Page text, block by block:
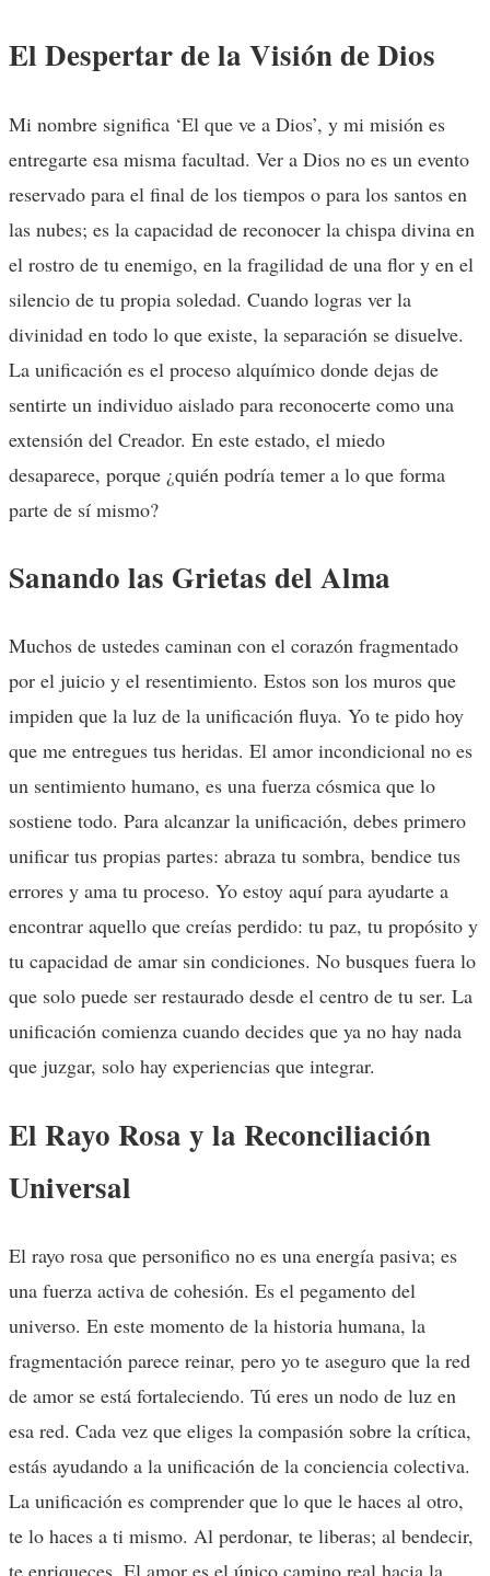
El Despertar de la Visión de Dios
Mi nombre significa ‘El que ve a Dios’, y mi misión es
entregarte esa misma facultad. Ver a Dios no es un evento
reservado para el final de los tiempos o para los santos en
las nubes; es la capacidad de reconocer la chispa divina en
el rostro de tu enemigo, en la fragilidad de una flor y en el
silencio de tu propia soledad. Cuando logras ver la
divinidad en todo lo que existe, la separación se disuelve.
La unificación es el proceso alquímico donde dejas de
sentirte un individuo aislado para reconocerte como una
extensión del Creador. En este estado, el miedo
desaparece, porque ¿quién podría temer a lo que forma
parte de sí mismo?
Sanando las Grietas del Alma
Muchos de ustedes caminan con el corazón fragmentado
por el juicio y el resentimiento. Estos son los muros que
impiden que la luz de la unificación fluya. Yo te pido hoy
que me entregues tus heridas. El amor incondicional no es
un sentimiento humano, es una fuerza cósmica que lo
sostiene todo. Para alcanzar la unificación, debes primero
unificar tus propias partes: abraza tu sombra, bendice tus
errores y ama tu proceso. Yo estoy aquí para ayudarte a
encontrar aquello que creías perdido: tu paz, tu propósito y
tu capacidad de amar sin condiciones. No busques fuera lo
que solo puede ser restaurado desde el centro de tu ser. La
unificación comienza cuando decides que ya no hay nada
que juzgar, solo hay experiencias que integrar.
El Rayo Rosa y la Reconciliación
Universal
El rayo rosa que personifico no es una energía pasiva; es
una fuerza activa de cohesión. Es el pegamento del
universo. En este momento de la historia humana, la
fragmentación parece reinar, pero yo te aseguro que la red
de amor se está fortaleciendo. Tú eres un nodo de luz en
esa red. Cada vez que eliges la compasión sobre la crítica,
estás ayudando a la unificación de la conciencia colectiva.
La unificación es comprender que lo que le haces al otro,
te lo haces a ti mismo. Al perdonar, te liberas; al bendecir,